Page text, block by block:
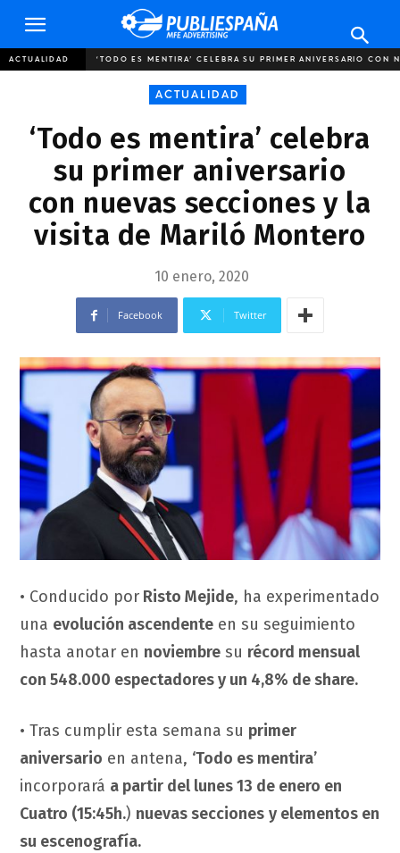
Publiespaña
ACTUALIDAD ‘TODO ES MENTIRA’ CELEBRA SU PRIMER ANIVERSARIO CON
ACTUALIDAD
‘Todo es mentira’ celebra
su primer aniversario
con nuevas secciones y la
visita de Mariló Montero
10 enero, 2020
Facebook Twitter
• Conducido por Risto Mejide, ha experimentado
una evolución ascendente en su seguimiento
hasta anotar en noviembre su récord mensual
con 548.000 espectadores y un 4,8% de share.
• Tras cumplir esta semana su primer
aniversario en antena, ‘Todo es mentira’
incorporará a partir del lunes 13 de enero en
Cuatro (15:45h.) nuevas secciones y elementos en
su escenografía.